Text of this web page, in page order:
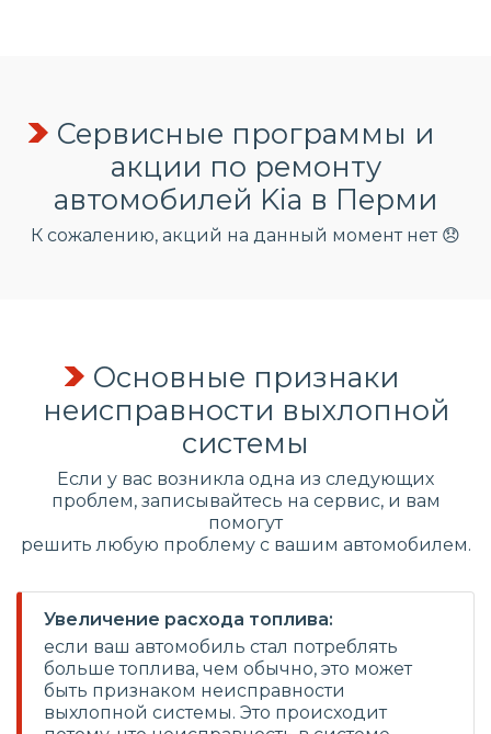
Сервисные программы и
акции по ремонту
автомобилей Kia в Перми
К сожалению, акций на данный момент нет 😞
Основные признаки
неисправности выхлопной
системы
Если у вас возникла одна из следующих
проблем, записывайтесь на сервис, и вам
помогут
решить любую проблему с вашим автомобилем.
Увеличение расхода топлива:
если ваш автомобиль стал потреблять
больше топлива, чем обычно, это может
быть признаком неисправности
выхлопной системы. Это происходит